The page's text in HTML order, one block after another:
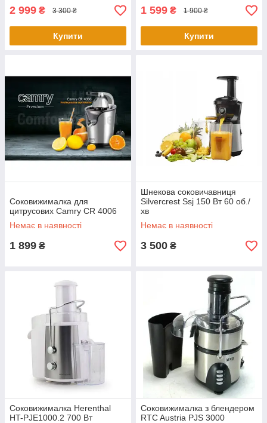
2 999 ₴ 3 300 ₴
Купити
1 599 ₴ 1 900 ₴
Купити
Соковижималка для
цитрусових Camry CR 4006
Немає в наявності
1 899 ₴
Шнекова соковичавниця
Silvercrest Ssj 150 Вт 60 об./
хв
Немає в наявності
3 500 ₴
Соковижималка Herenthal
HT-PJE1000.2 700 Вт
Соковижималка з блендером
RTC Austria PJS 3000